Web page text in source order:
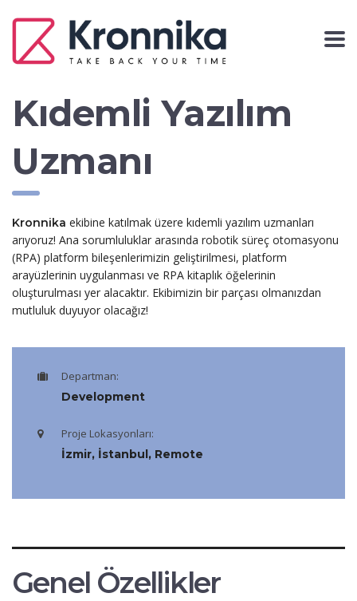
Kıdemli Yazılım
Uzmanı
Kronnika ekibine katılmak üzere kıdemli yazılım uzmanları
arıyoruz! Ana sorumluluklar arasında robotik süreç otomasyonu
(RPA) platform bileşenlerimizin geliştirilmesi, platform
arayüzlerinin uygulanması ve RPA kitaplık öğelerinin
oluşturulması yer alacaktır. Ekibimizin bir parçası olmanızdan
mutluluk duyuyor olacağız!
Departman:
Development
Proje Lokasyonları:
İzmir, İstanbul, Remote
Genel Özellikler